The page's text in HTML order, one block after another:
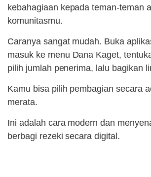
kebahagiaan kepada teman-teman
komunitasmu.
Caranya sangat mudah. Buka
masuk ke menu Dana Kaget,
pilih jumlah penerima, lalu bagikan
Kamu bisa pilih pembagian secara
merata.
Ini adalah cara modern dan
berbagi rezeki secara digital.